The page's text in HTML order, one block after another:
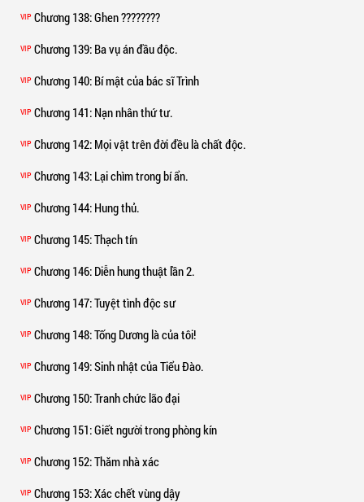
VIP Chương 138: Ghen ????????
VIP Chương 139: Ba vụ án đầu độc.
VIP Chương 140: Bí mật của bác sĩ Trình
VIP Chương 141: Nạn nhân thứ tư.
VIP Chương 142: Mọi vật trên đời đều là chất độc.
VIP Chương 143: Lại chìm trong bí ẩn.
VIP Chương 144: Hung thủ.
VIP Chương 145: Thạch tín
VIP Chương 146: Diễn hung thuật lần 2.
VIP Chương 147: Tuyệt tình độc sư
VIP Chương 148: Tống Dương là của tôi!
VIP Chương 149: Sinh nhật của Tiểu Đào.
VIP Chương 150: Tranh chức lão đại
VIP Chương 151: Giết người trong phòng kín
VIP Chương 152: Thăm nhà xác
VIP Chương 153: Xác chết vùng dậy